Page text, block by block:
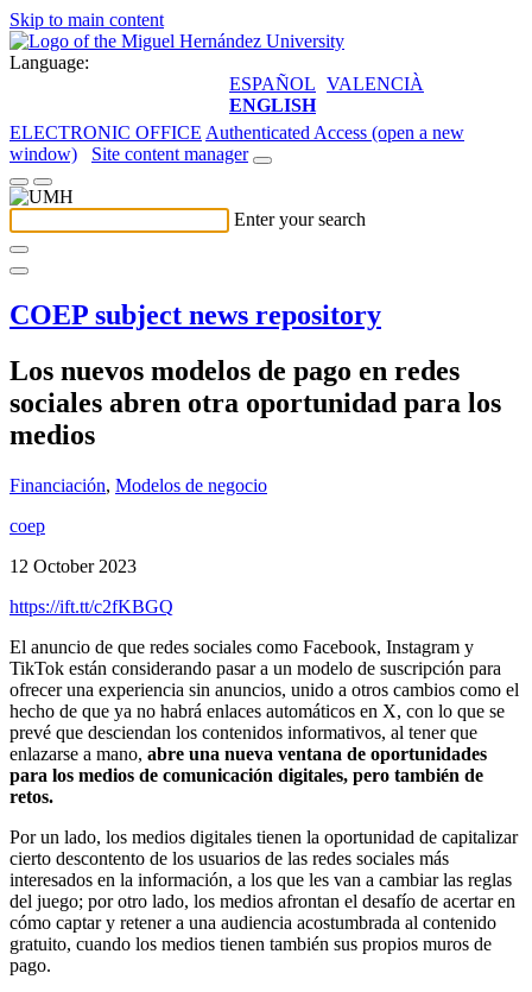
Skip to main content
Language:
ESPAÑOL VALENCIÀ
ENGLISH
ELECTRONIC OFFICE Authenticated Access (open a new
window)
Site content manager
Enter your search
COEP subject news repository
Los nuevos modelos de pago en redes
sociales abren otra oportunidad para los
medios
Financiación, Modelos de negocio
coep
12 October 2023
https://ift.tt/c2fKBGQ
El anuncio de que redes sociales como Facebook, Instagram y
TikTok están considerando pasar a un modelo de suscripción para
ofrecer una experiencia sin anuncios, unido a otros cambios como el
hecho de que ya no habrá enlaces automáticos en X, con lo que se
prevé que desciendan los contenidos informativos, al tener que
enlazarse a mano, abre una nueva ventana de oportunidades
para los medios de comunicación digitales, pero también de
retos.
Por un lado, los medios digitales tienen la oportunidad de capitalizar
cierto descontento de los usuarios de las redes sociales más
interesados en la información, a los que les van a cambiar las reglas
del juego; por otro lado, los medios afrontan el desafío de acertar en
cómo captar y retener a una audiencia acostumbrada al contenido
gratuito, cuando los medios tienen también sus propios muros de
pago.